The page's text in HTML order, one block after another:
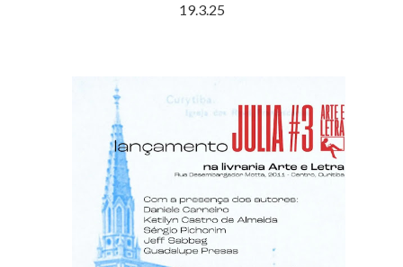
19.3.25